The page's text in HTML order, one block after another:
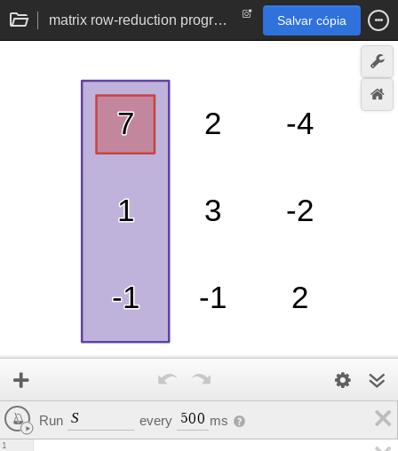
matrix row-reduction program (RREF) | linear algebra Salvar cópia
Run S every 500 ms
1